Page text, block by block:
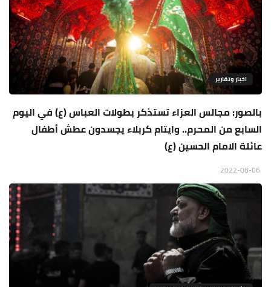
اخبار وتقارير
بالصور: مجالس العزاء تستذكر بطولات العباس (ع) في اليوم
السابع من المحرم.. وايتام كربلاء يجسدون عطش أطفال
عائلة الامام الحسين (ع)